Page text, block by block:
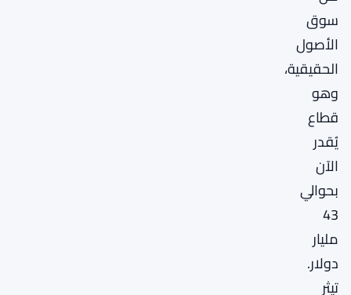
سوق
الأصول
الحقيقية،
وهو
قطاع
يُقدر
الآن
بحوالي
43
مليار
دولار.
تيثر